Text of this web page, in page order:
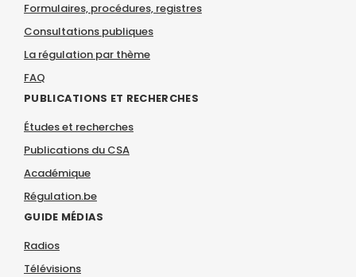
Formulaires, procédures, registres
Consultations publiques
La régulation par thème
FAQ
PUBLICATIONS ET RECHERCHES
Études et recherches
Publications du CSA
Académique
Régulation.be
GUIDE MÉDIAS
Radios
Télévisions